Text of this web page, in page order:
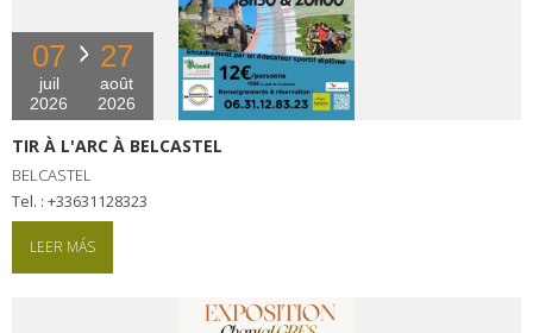
07
juil
2026
27
août
2026
TIR À L'ARC À BELCASTEL
BELCASTEL
tel. : +33631128323
LEER MÁS